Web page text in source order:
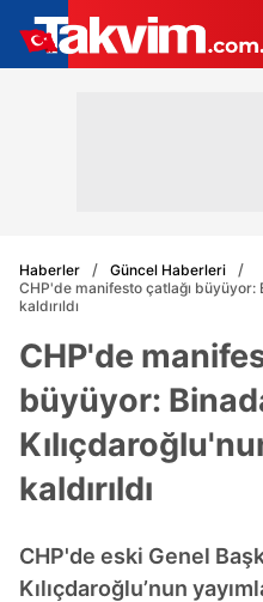
Haberler
Güncel Haberleri
CHP'de manifesto çatlağı büyüyor:
kaldırıldı
CHP'de
büyüyor:
kaldırıldı
CHP'de eski Genel
Kılıçdaroğlu’nun